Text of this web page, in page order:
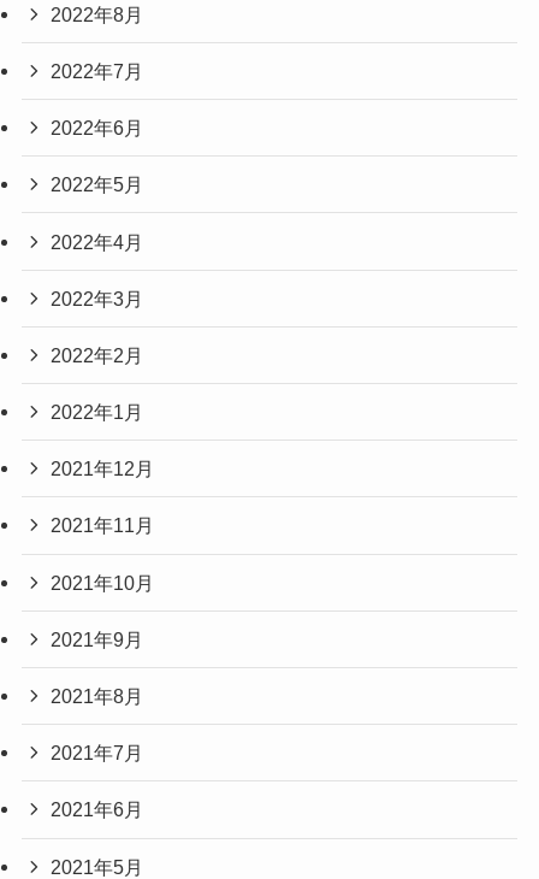
2022年8月
2022年7月
2022年6月
2022年5月
2022年4月
2022年3月
2022年2月
2022年1月
2021年12月
2021年11月
2021年10月
2021年9月
2021年8月
2021年7月
2021年6月
2021年5月